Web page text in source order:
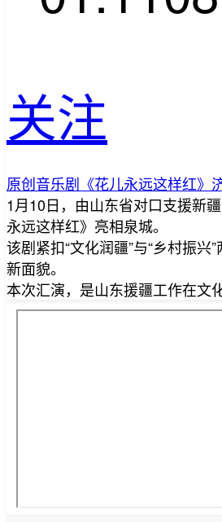
关注
原创音乐剧《花儿永远这样红》
1月10日，由山东省对口支援新
永远这样红》亮相泉城。
该剧紧扣“文化润疆”与“乡村振
新面貌。
本次汇演，是山东援疆工作在文